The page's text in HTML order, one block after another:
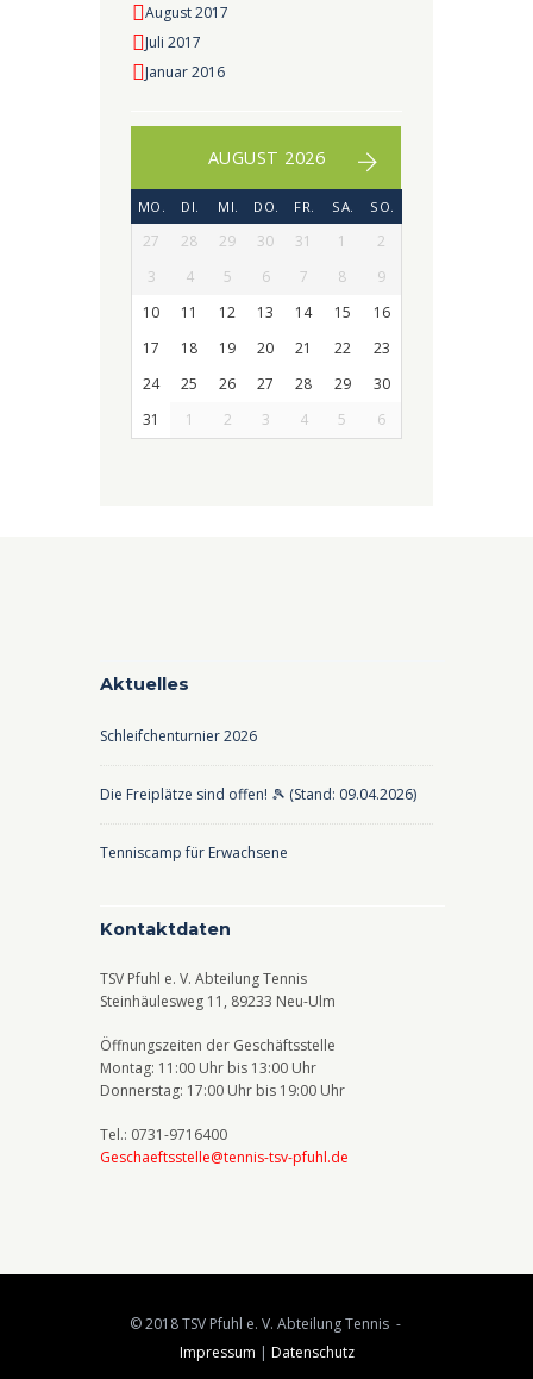
August 2017
Juli 2017
Januar 2016
AUGUST 2026
MO. DI. MI. DO. FR. SA. SO.
27 28 29 30 31 1
2
3
4 5 6 7 8
9
10
11 12 13 14 15
16
17
18 19 20 21 22
23
24
25 26 27 28 29
30
31
1 2 3 4 5 6
Aktuelles
Schleifchenturnier 2026
Die Freiplätze sind offen! 🎾 (Stand: 09.04.2026)
Tenniscamp für Erwachsene
Kontaktdaten
TSV Pfuhl e. V. Abteilung Tennis
Steinhäulesweg 11, 89233 Neu-Ulm
Öffnungszeiten der Geschäftsstelle
Montag: 11:00 Uhr bis 13:00 Uhr
Donnerstag: 17:00 Uhr bis 19:00 Uhr
Tel.: 0731-9716400
Geschaeftsstelle@tennis-tsv-pfuhl.de
© 2018 TSV Pfuhl e. V. Abteilung Tennis -
Impressum | Datenschutz